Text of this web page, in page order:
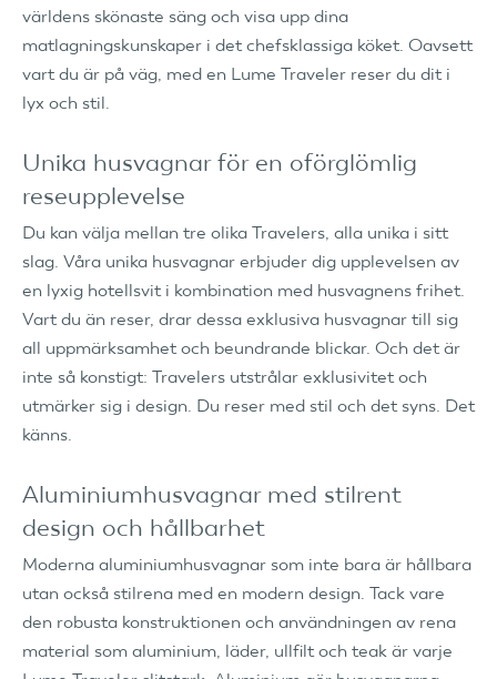
världens skönaste säng och visa upp dina
matlagningskunskaper i det chefsklassiga köket. Oavsett
vart du är på väg, med en Lume Traveler reser du dit i
lyx och stil.
Unika husvagnar för en oförglömlig
reseupplevelse
Du kan välja mellan tre olika Travelers, alla unika i sitt
slag. Våra unika husvagnar erbjuder dig upplevelsen av
en lyxig hotellsvit i kombination med husvagnens frihet.
Vart du än reser, drar dessa exklusiva husvagnar till sig
all uppmärksamhet och beundrande blickar. Och det är
inte så konstigt: Travelers utstrålar exklusivitet och
utmärker sig i design. Du reser med stil och det syns. Det
känns.
Aluminiumhusvagnar med stilrent
design och hållbarhet
Moderna aluminiumhusvagnar som inte bara är hållbara
utan också stilrena med en modern design. Tack vare
den robusta konstruktionen och användningen av rena
material som aluminium, läder, ullfilt och teak är varje